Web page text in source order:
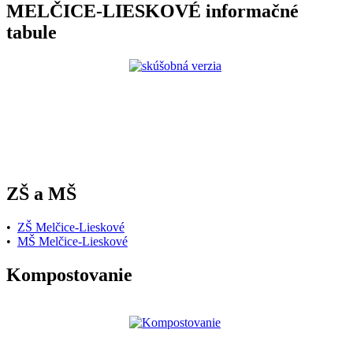
MELČICE-LIESKOVÉ informačné
tabule
ZŠ a MŠ
• ZŠ Melčice-Lieskové
• MŠ Melčice-Lieskové
Kompostovanie